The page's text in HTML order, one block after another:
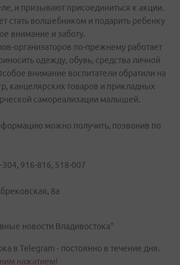
и призывают присоединиться к акции.
стать волшебником и подарить ребенку
внимание и заботу.
организаторов по-прежнему работает
одежду, обувь, средства личной
внимание воспитатели обратили на
канцелярских товаров и прикладных
самореализации малышей.
можно получить, позвонив по
916-816, 518-007
8а
новости Владивостока"
в Telegram - постоянно в течение дня.
нажатием!